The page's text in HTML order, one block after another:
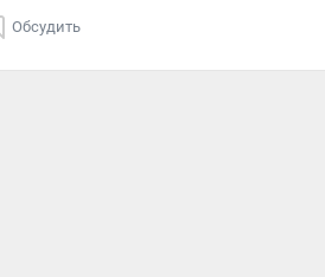
Обсудить